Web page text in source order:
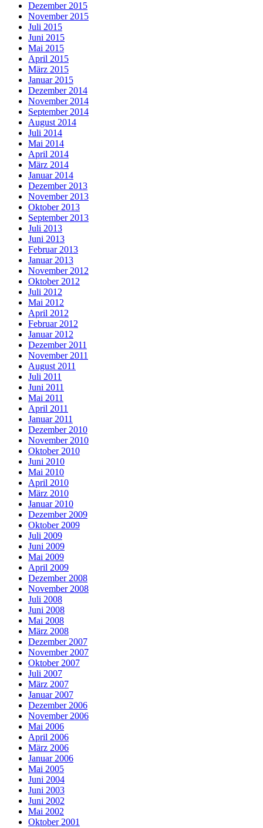
Dezember 2015
November 2015
Juli 2015
Juni 2015
Mai 2015
April 2015
März 2015
Januar 2015
Dezember 2014
November 2014
September 2014
August 2014
Juli 2014
Mai 2014
April 2014
März 2014
Januar 2014
Dezember 2013
November 2013
Oktober 2013
September 2013
Juli 2013
Juni 2013
Februar 2013
Januar 2013
November 2012
Oktober 2012
Juli 2012
Mai 2012
April 2012
Februar 2012
Januar 2012
Dezember 2011
November 2011
August 2011
Juli 2011
Juni 2011
Mai 2011
April 2011
Januar 2011
Dezember 2010
November 2010
Oktober 2010
Juni 2010
Mai 2010
April 2010
März 2010
Januar 2010
Dezember 2009
Oktober 2009
Juli 2009
Juni 2009
Mai 2009
April 2009
Dezember 2008
November 2008
Juli 2008
Juni 2008
Mai 2008
März 2008
Dezember 2007
November 2007
Oktober 2007
Juli 2007
März 2007
Januar 2007
Dezember 2006
November 2006
Mai 2006
April 2006
März 2006
Januar 2006
Mai 2005
Juni 2004
Juni 2003
Juni 2002
Mai 2002
Oktober 2001